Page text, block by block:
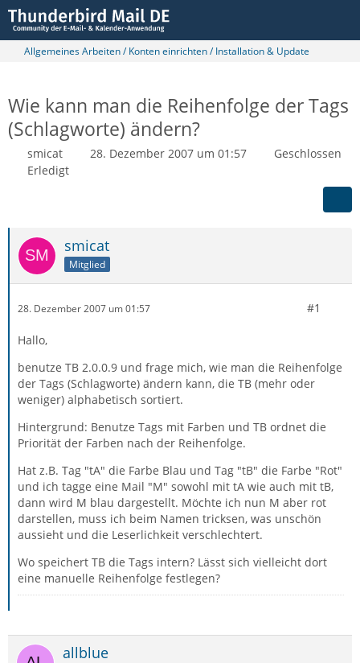
Allgemeines Arbeiten / Konten einrichten / Installation & Update
Wie kann man die Reihenfolge der Tags
(Schlagworte) ändern?
smicat 28. Dezember 2007 um 01:57
Geschlossen
Erledigt
smicat
Mitglied
28. Dezember 2007 um 01:57 #1
Hallo,
benutze TB 2.0.0.9 und frage mich, wie man die Reihenfolge
der Tags (Schlagworte) ändern kann, die TB (mehr oder
weniger) alphabetisch sortiert.
Hintergrund: Benutze Tags mit Farben und TB ordnet die
Priorität der Farben nach der Reihenfolge.
Hat z.B. Tag "tA" die Farbe Blau und Tag "tB" die Farbe "Rot"
und ich tagge eine Mail "M" sowohl mit tA wie auch mit tB,
dann wird M blau dargestellt. Möchte ich nun M aber rot
darstellen, muss ich beim Namen tricksen, was unschön
aussieht und die Leserlichkeit verschlechtert.
Wo speichert TB die Tags intern? Lässt sich vielleicht dort
eine manuelle Reihenfolge festlegen?
allblue